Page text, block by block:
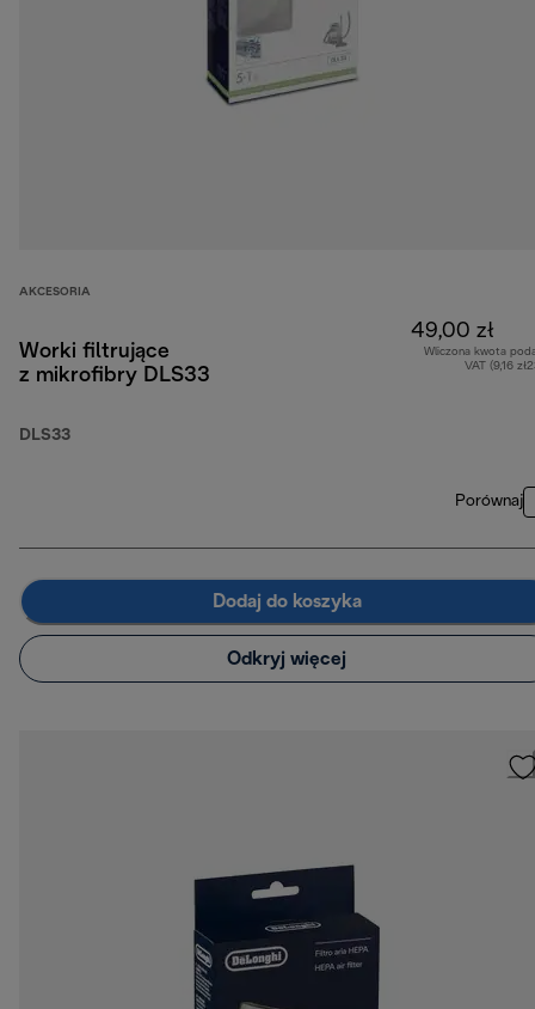
AKCESORIA
Worki filtrujące
z mikrofibry DLS33
DLS33
49,00 zł
Wliczona kwota
VAT (9,16
Porównaj
Dodaj do koszyka
Odkryj więcej